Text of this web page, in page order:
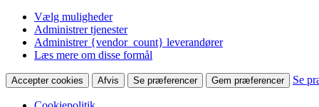
Vælg muligheder
Administrer tjenester
Administrer {vendor_count} leverandører
Læs mere om disse formål
Accepter cookies Afvis Se præferencer Gem præferencer Se